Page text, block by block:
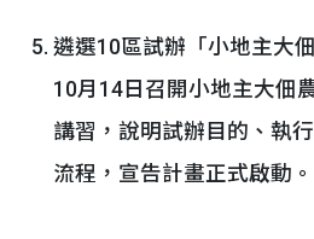
遴選10區試辦「小地主大
10月14日召開小地主大佃
講習，說明試辦目的、執
流程，宣告計畫正式啟動。